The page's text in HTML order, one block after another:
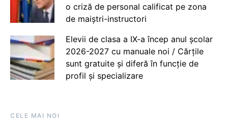
o criză de personal calificat pe zona
de maiștri-instructori
Elevii de clasa a IX-a încep anul școlar
2026-2027 cu manuale noi / Cărțile
sunt gratuite și diferă în funcție de
profil și specializare
CELE MAI NOI